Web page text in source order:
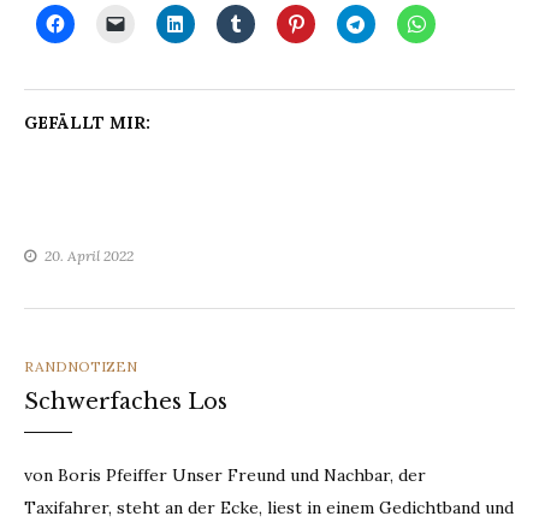
GEFÄLLT MIR:
20. April 2022
CATEGORIES
RANDNOTIZEN
Schwerfaches Los
von Boris Pfeiffer Unser Freund und Nachbar, der
Taxifahrer, steht an der Ecke, liest in einem Gedichtband und